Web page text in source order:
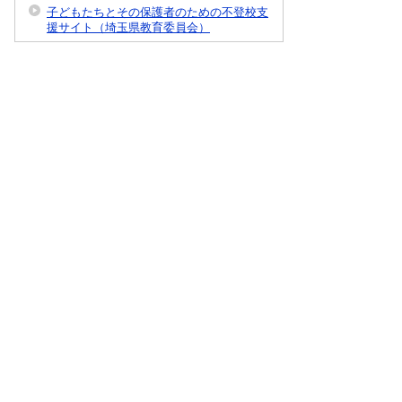
子どもたちとその保護者のための不登校支
援サイト（埼玉県教育委員会）